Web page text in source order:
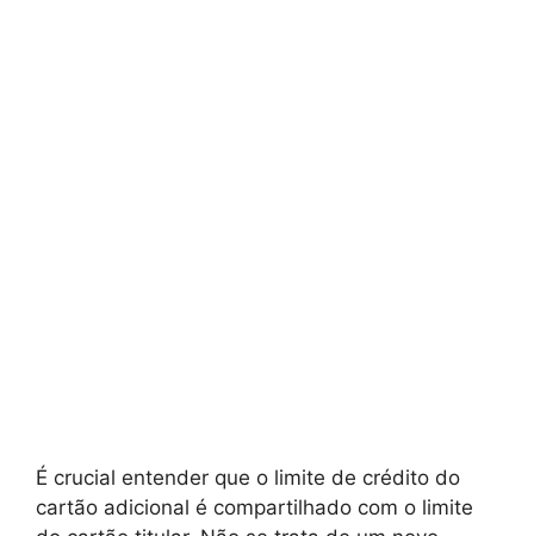
É crucial entender que o limite de crédito do
cartão adicional é compartilhado com o limite